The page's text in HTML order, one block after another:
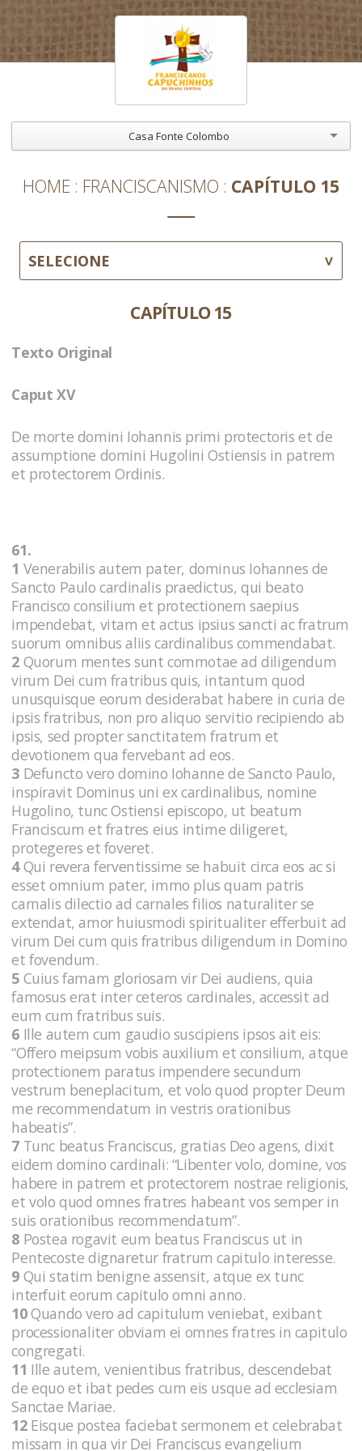
Casa Fonte Colombo
HOME FRANCISCANISMO CAPÍTULO 15
SELECIONE
CAPÍTULO 15
Texto Original
Caput XV
De morte domini Iohannis primi protectoris et de
assumptione domini Hugolini Ostiensis in patrem
et protectorem Ordinis.
61.
1 Venerabilis autem pater, dominus Iohannes de
Sancto Paulo cardinalis praedictus, qui beato
Francisco consilium et protectionem saepius
impendebat, vitam et actus ipsius sancti ac fratrum
suorum omnibus aliis cardinalibus commendabat.
2 Quorum mentes sunt commotae ad diligendum
virum Dei cum fratribus quis, intantum quod
unusquisque eorum desiderabat habere in curia de
ipsis fratribus, non pro aliquo servitio recipiendo ab
ipsis, sed propter sanctitatem fratrum et
devotionem qua fervebant ad eos.
3 Defuncto vero domino Iohanne de Sancto Paulo,
inspiravit Dominus uni ex cardinalibus, nomine
Hugolino, tunc Ostiensi episcopo, ut beatum
Franciscum et fratres eius intime diligeret,
protegeres et foveret.
4Qui revera ferventissime se habuit circa eos ac si
esset omnium pater, immo plus quam patris
carnalis dilectio ad carnales filios naturaliter se
extendat, amor huiusmodi spiritualiter efferbuit ad
virum Dei cum quis fratribus diligendum in Domino
et fovendum.
5 Cuius famam gloriosam vir Dei audiens, quia
famosus erat inter ceteros cardinales, accessit ad
eum cum fratribus suis.
6 Ille autem cum gaudio suscipiens ipsos ait eis:
“Offero meipsum vobis auxilium et consilium, atque
protectionem paratus impendere secundum
vestrum beneplacitum, et volo quod propter Deum
me recommendatum in vestris orationibus
habeatis”.
7 Tunc beatus Franciscus, gratias Deo agens, dixit
eidem domino cardinali: “Libenter volo, domine, vos
habere in patrem et protectorem nostrae religionis,
et volo quod omnes fratres habeant vos semper in
suis orationibus recommendatum”.
8 Postea rogavit eum beatus Franciscus ut in
Pentecoste dignaretur fratrum capitulo interesse.
9 Qui statim benigne assensit, atque ex tunc
interfuit eorum capitulo omni anno.
10Quando vero ad capitulum veniebat, exibant
processionaliter obviam ei omnes fratres in capitulo
congregati.
11 Ille autem, venientibus fratribus, descendebat
de equo et ibat pedes cum eis usque ad ecclesiam
Sanctae Mariae.
12Eisque postea faciebat sermonem et celebrabat
missam in qua vir Dei Franciscus evangelium